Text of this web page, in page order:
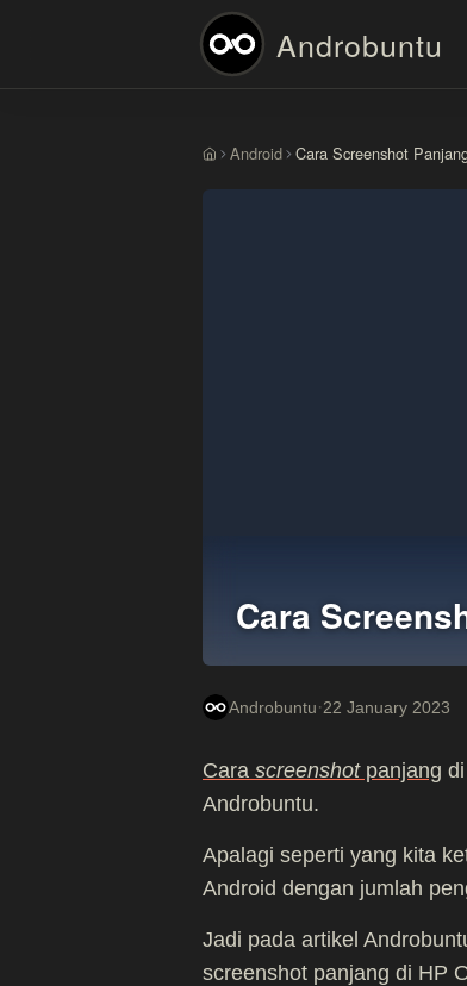
Androbuntu
BerandaAndroid Cara Screenshot
Cara
Androbuntu·22 January 2023
Cara screenshotpanjang
Androbuntu.
Apalagi seperti yang kita
Android dengan jumlah
Jadi pada artikel
screenshot panjang di HP